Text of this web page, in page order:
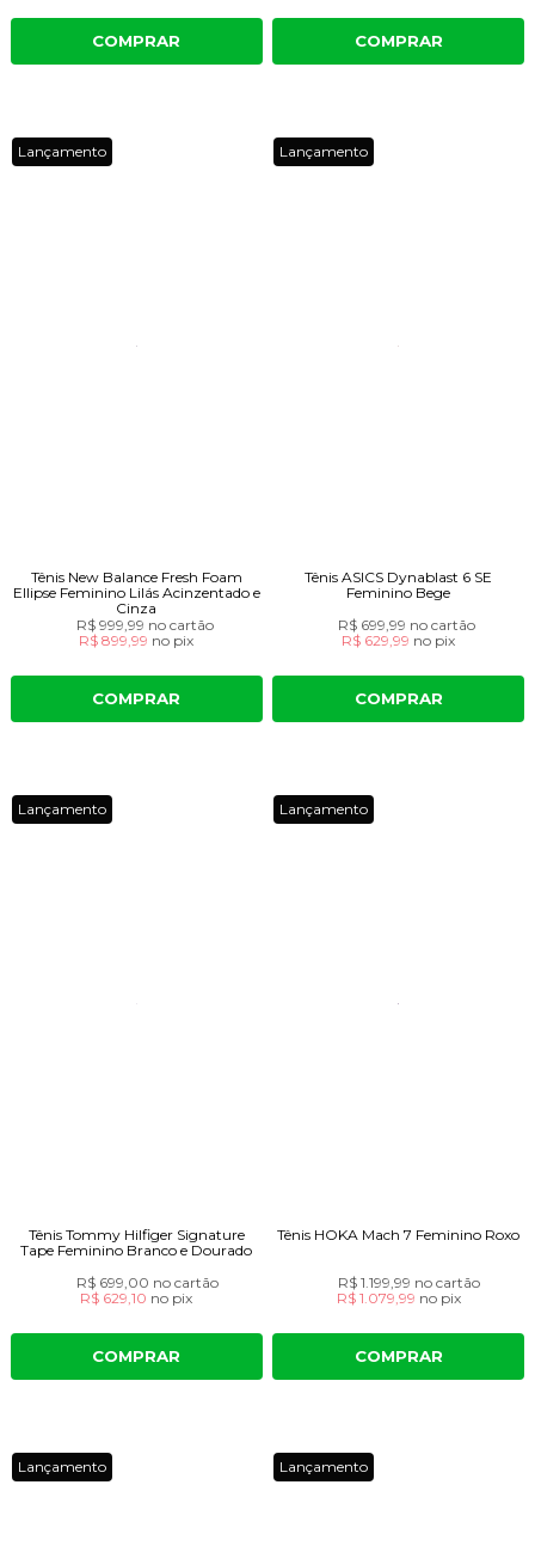
COMPRAR COMPRAR
Lançamento
Tênis New Balance Fresh Foam
Ellipse Feminino Lilás Acinzentado e
Cinza
R$ 999,99 no cartão
R$ 899,99 no pix
COMPRAR
Lançamento
Tênis ASICS Dynablast 6 SE
Feminino Bege
R$ 699,99 no cartão
R$ 629,99 no pix
COMPRAR
Lançamento
Tênis Tommy Hilfiger Signature
Tape Feminino Branco e Dourado
R$ 699,00 no cartão
R$ 629,10 no pix
COMPRAR
Lançamento
Tênis HOKA Mach 7 Feminino Roxo
R$ 1.199,99 no cartão
R$ 1.079,99 no pix
COMPRAR
Lançamento Lançamento